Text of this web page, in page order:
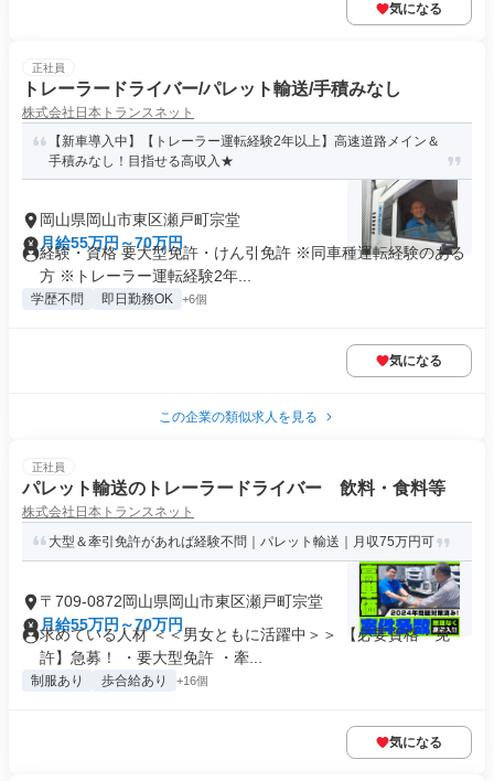
気になる
正社員
トレーラードライバー/パレット輸送/手積みなし
株式会社日本トランスネット
【新車導入中】【トレーラー運転経験2年以上】高速道路メイン＆
手積みなし！目指せる高収入★
岡山県岡山市東区瀬戸町宗堂
月給55万円～70万円
経験・資格 要大型免許・けん引免許 ※同車種運転経験のある
方 ※トレーラー運転経験2年...
学歴不問 即日勤務OK +6個
気になる
この企業の類似求人を見る
正社員
パレット輸送のトレーラードライバー 飲料・食料等
株式会社日本トランスネット
大型＆牽引免許があれば経験不問｜パレット輸送｜月収75万円可
〒709-0872岡山県岡山市東区瀬戸町宗堂
月給55万円～70万円
求めている人材 ＜＜男女ともに活躍中＞＞ 【必要資格・免
許】急募！ ・要大型免許 ・牽...
制服あり 歩合給あり +16個
気になる